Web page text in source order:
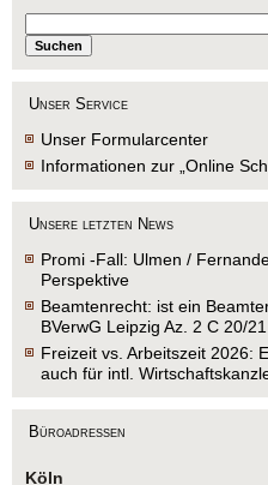
Unser Service
Unser Formularcenter
Informationen zur „Online
Unsere letzten News
Promi -Fall: Ulmen /
Perspektive
Beamtenrecht: ist ein
BVerwG Leipzig Az. 2 C 20/21
Freizeit vs. Arbeitszeit 2026:
auch für intl.
Büroadressen
Köln